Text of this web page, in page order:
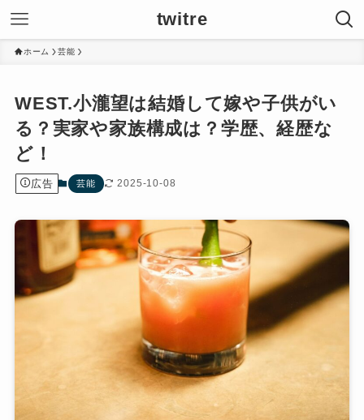
twitre
ホーム 芸能
WEST.小瀧望は結婚して嫁や子供がい
る？実家や家族構成は？学歴、経歴な
ど！
広告 芸能 2025-10-08